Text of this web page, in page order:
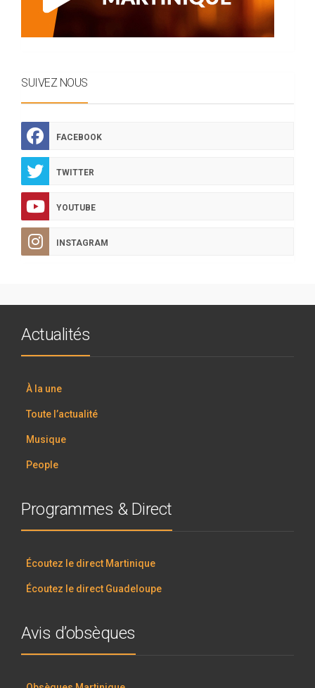
SUIVEZ NOUS
FACEBOOK
TWITTER
YOUTUBE
INSTAGRAM
Actualités
À la une
Toute l’actualité
Musique
People
Programmes & Direct
Écoutez le direct Martinique
Écoutez le direct Guadeloupe
Avis d’obsèques